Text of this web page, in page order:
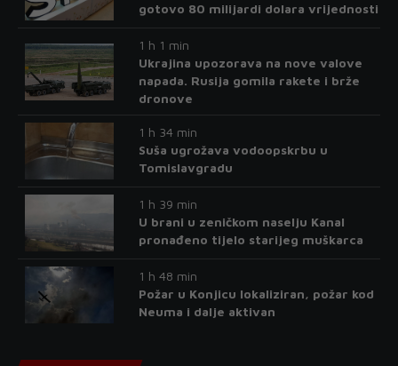
gotovo 80 milijardi dolara vrijednosti
1 h 1 min
Ukrajina upozorava na nove valove
napada. Rusija gomila rakete i brže
dronove
1 h 34 min
Suša ugrožava vodoopskrbu u
Tomislavgradu
1 h 39 min
U brani u zeničkom naselju Kanal
pronađeno tijelo starijeg muškarca
1 h 48 min
Požar u Konjicu lokaliziran, požar kod
Neuma i dalje aktivan